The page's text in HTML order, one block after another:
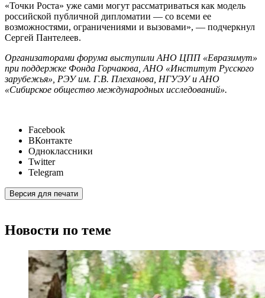
«Точки Роста» уже сами могут рассматриваться как модель
российской публичной дипломатии — со всеми ее
возможностями, ограничениями и вызовами», — подчеркнул
Сергей Пантелеев.
Организаторами форума выступили АНО ЦПП «Евразимут»
при поддержке Фонда Горчакова, АНО «Институт Русского
зарубежья», РЭУ им. Г.В. Плеханова, НГУЭУ и АНО
«Сибирское общество международных исследований».
Facebook
ВКонтакте
Одноклассники
Twitter
Telegram
Версия для печати
Новости по теме